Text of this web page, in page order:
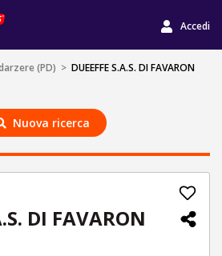
Accedi
(PD) > DUEEFFE S.A.S. DI FAVARON
Nuova ricerca
DI FAVARON